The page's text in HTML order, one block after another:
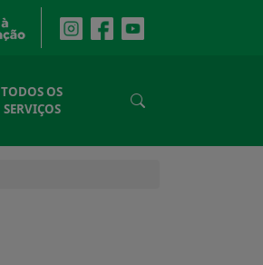
TODOS OS
SERVIÇOS